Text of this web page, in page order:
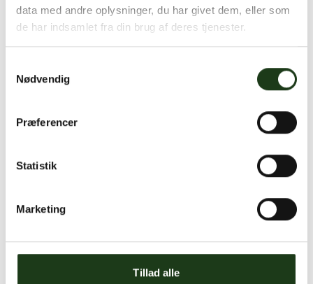
data med andre oplysninger, du har givet dem, eller som
de har indsamlet fra din brug af deres tjenester.
Nødvendig
Præferencer
Statistik
Marketing
Tillad alle
Ring til os — 46 15 00 40
Bred erfaring og stor forståelse for
Vallensbæks borgere
Med mange års erfaring fra Vallensbæk og omegn